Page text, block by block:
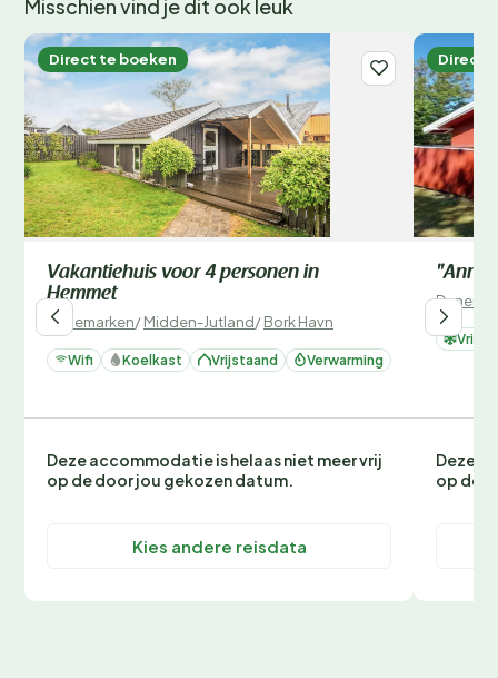
Misschien vind je dit ook leuk
Direct te boeken
Vakantiehuis voor 4 personen in
Hemmet
Denemarken/Midden-Jutland/Bork Havn
Wifi Koelkast Vrijstaand Verwarming
Deze accommodatie is helaas niet meer vrij
op de door jou gekozen datum.
Kies andere reisdata
Direct
Deze
op de